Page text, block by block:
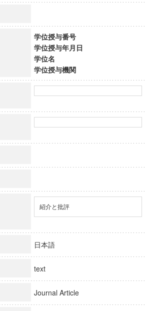
学位授与番号
学位授与年月日
学位名
学位授与機関
紹介と批評
日本語
text
Journal Article